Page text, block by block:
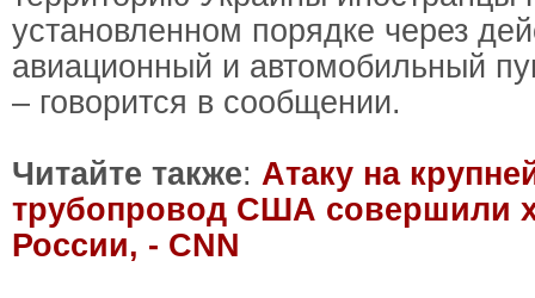
установленном порядке через
авиационный и автомобильный
– говорится в сообщении.
Читайте также: Атаку на
трубопровод США совершили
России, - CNN